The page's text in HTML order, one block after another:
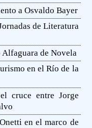
a Osvaldo Bayer
de Literatura
de Novela
en el Río de la
cruce entre Jorge
en el marco de